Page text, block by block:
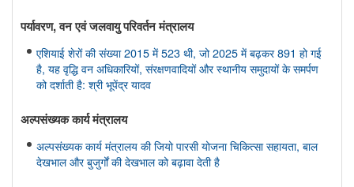
पर्यावरण, वन एवं जलवायु परिवर्तन मंत्रालय
एशियाई शेरों की संख्या 2015 में 523 थी, जो 2025 में बढ़कर 891 हो गई
है, यह वृद्धि वन अधिकारियों, संरक्षणवादियों और स्थानीय समुदायों के समर्पण
को दर्शाती है: श्री भूपेंद्र यादव
अल्‍पसंख्‍यक कार्य मंत्रालय
अल्पसंख्यक कार्य मंत्रालय की जियो पारसी योजना चिकित्सा सहायता, बाल
देखभाल और बुजुर्गों की देखभाल को बढ़ावा देती है